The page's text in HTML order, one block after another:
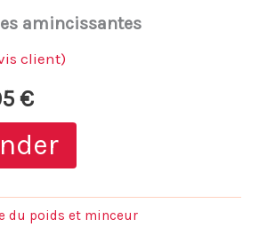
amincissantes
client)
:
€Le
prix
actuel
est :
du poids et minceur